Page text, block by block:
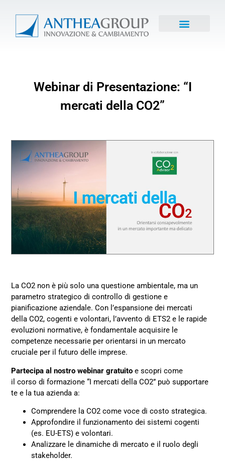
Webinar di Presentazione: “I
mercati della CO2”
La CO2 non è più solo una questione ambientale, ma un
parametro strategico di controllo di gestione e
pianificazione aziendale. Con l’espansione dei mercati
della CO2, cogenti e volontari, l’avvento di ETS2 e le rapide
evoluzioni normative, è fondamentale acquisire le
competenze necessarie per orientarsi in un mercato
cruciale per il futuro delle imprese.
Partecipa al nostro webinar gratuito e scopri come
il corso di formazione “I mercati della CO2” può supportare
te e la tua azienda a:
Comprendere la CO2 come voce di costo strategica.
Approfondire il funzionamento dei sistemi cogenti
(es. EU-ETS) e volontari.
Analizzare le dinamiche di mercato e il ruolo degli
stakeholder.